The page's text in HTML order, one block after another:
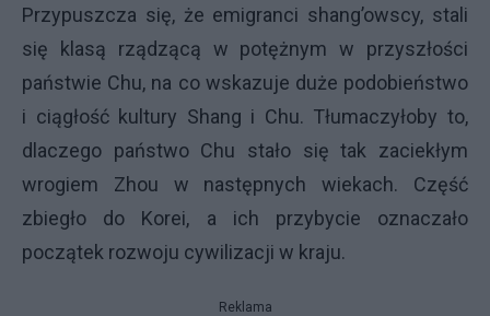
Przypuszcza się, że emigranci shang’owscy, stali
się klasą rządzącą w potężnym w przyszłości
państwie Chu, na co wskazuje duże podobieństwo
i ciągłość kultury Shang i Chu. Tłumaczyłoby to,
dlaczego państwo Chu stało się tak zaciekłym
wrogiem Zhou w następnych wiekach. Część
zbiegło do Korei, a ich przybycie oznaczało
początek rozwoju cywilizacji w kraju.
Reklama